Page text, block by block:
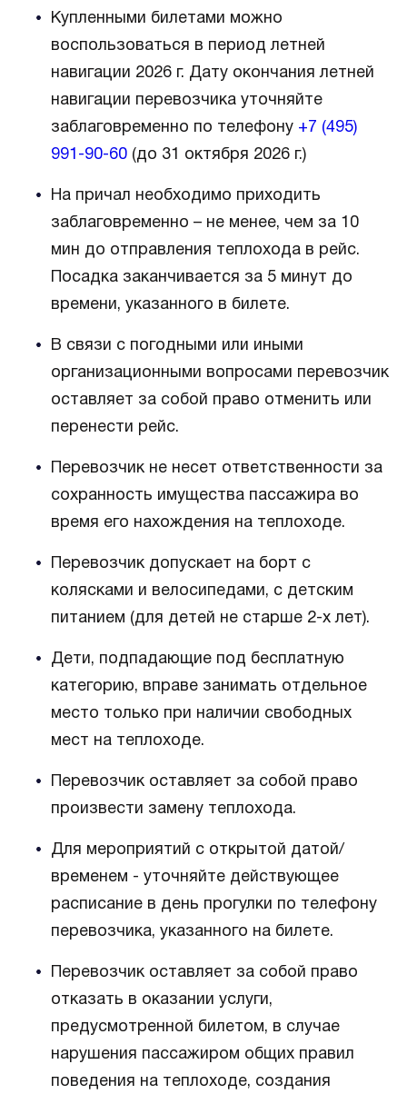
Купленными билетами можно
воспользоваться в период летней
навигации 2026 г. Дату окончания летней
навигации перевозчика уточняйте
заблаговременно по телефону +7 (495)
991-90-60(до 31 октября 2026 г.)
На причал необходимо приходить
заблаговременно – не менее, чем за 10
мин до отправления теплохода в рейс.
Посадка заканчивается за 5 минут до
времени, указанного в билете.
В связи с погодными или иными
организационными вопросами перевозчик
оставляет за собой право отменить или
перенести рейс.
Перевозчик не несет ответственности за
сохранность имущества пассажира во
время его нахождения на теплоходе.
Перевозчик допускает на борт с
колясками и велосипедами, с детским
питанием (для детей не старше 2-х лет).
Дети, подпадающие под бесплатную
категорию, вправе занимать отдельное
место только при наличии свободных
мест на теплоходе.
Перевозчик оставляет за собой право
произвести замену теплохода.
Для мероприятий с открытой датой/
временем - уточняйте действующее
расписание в день прогулки по телефону
перевозчика, указанного на билете.
Перевозчик оставляет за собой право
отказать в оказании услуги,
предусмотренной билетом, в случае
нарушения пассажиром общих правил
поведения на теплоходе, создания